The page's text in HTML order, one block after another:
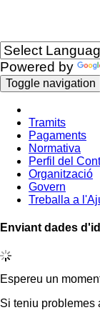
Powered by
Toggle navigation
Tramits
Pagaments
Normativa
Perfil del
Organització
Govern
Treballa a
Enviant dades
Espereu un
Si teniu problemes